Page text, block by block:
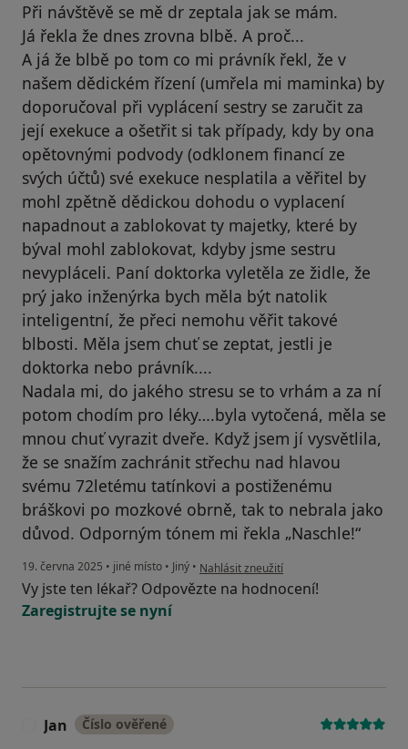
Při návštěvě se mě dr zeptala jak se mám.
Já řekla že dnes zrovna blbě. A proč...
A já že blbě po tom co mi právník řekl, že v
našem dědickém řízení (umřela mi maminka) by
doporučoval při vyplácení sestry se zaručit za
její exekuce a ošetřit si tak případy, kdy by ona
opětovnými podvody (odklonem financí ze
svých účtů) své exekuce nesplatila a věřitel by
mohl zpětně dědickou dohodu o vyplacení
napadnout a zablokovat ty majetky, které by
býval mohl zablokovat, kdyby jsme sestru
nevypláceli. Paní doktorka vyletěla ze židle, že
prý jako inženýrka bych měla být natolik
inteligentní, že přeci nemohu věřit takové
blbosti. Měla jsem chuť se zeptat, jestli je
doktorka nebo právník....
Nadala mi, do jakého stresu se to vrhám a za ní
potom chodím pro léky….byla vytočená, měla se
mnou chuť vyrazit dveře. Když jsem jí vysvětlila,
že se snažím zachránit střechu nad hlavou
svému 72letému tatínkovi a postiženému
bráškovi po mozkové obrně, tak to nebrala jako
důvod. Odporným tónem mi řekla „Naschle!“
19. června 2025 • jiné místo • Jiný • podle názoru uživatele liart
Nahlásit zneužití
Vy jste ten lékař? Odpovězte na hodnocení!
Zaregistrujte se nyní
Jan Číslo ověřené